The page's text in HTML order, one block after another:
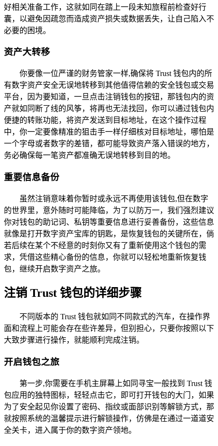
好相关准备工作，这就如同在踏上一段未知旅程前检查好行
囊，以避免因疏忽而造成资产损失或数据丢失，让自己陷入不
必要的困境。
资产大转移
你要像一位严谨的财务管家一样,确保将 Trust 钱包内的所
有数字资产安全无误地转移到其他值得信赖的安全钱包或交易
平台，因为要知道，一旦点击注销钱包的按钮，那钱包内的资
产就如同断了线的风筝，将再也无法找回，你可以通过钱包内
便捷的转账功能，将资产发送到目标地址，在这个操作过程
中，你一定要像精准的狙击手一样仔细核对目标地址，哪怕是
一个字母或者数字的差错，都可能导致资产落入错误的地方，
务必确保每一笔资产都准确无误地转移到目的地。
重要信息备份
虽然注销意味着你暂时或永远不再使用该钱包,但在数字
的世界里，意外随时可能降临，为了以防万一，我们强烈建议
你对钱包的助记词、私钥等重要信息进行妥善备份，这些信息
就像是打开数字资产宝库的钥匙，是恢复钱包的关键所在，倘
若后续在某个不经意的时刻你又有了重新使用这个钱包的需
求，凭借这些精心备份的信息，你就可以轻松地重新恢复钱
包，继续开启数字资产之旅。
注销 Trust 钱包的详细步骤
不同版本的 Trust 钱包就如同不同款式的汽车，在操作界
面和流程上可能会存在些许差异，但别担心，只要你按照以下
大致步骤进行操作，就能顺利完成注销。
开启钱包之旅
第一步,你需要在手机主屏幕上如同寻宝一般找到 Trust 钱
包应用的独特图标，轻轻点击它，即可打开钱包的大门，如果
为了安全起见你设置了密码、指纹或面部识别等解锁方式，那
就按照系统的温馨提示进行解锁操作，仿佛是在通过一道道安
全关卡，进入属于你的数字资产领地。